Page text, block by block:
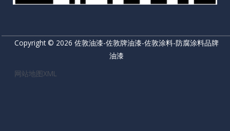
Copyright © 2026 佐敦油漆-佐敦牌油漆-佐敦涂料-防腐涂料品牌
油漆
网站地图XML